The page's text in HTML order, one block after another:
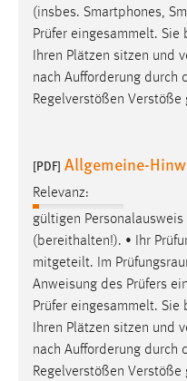
(insbes. Smartphones,
Prüfer eingesammelt.
Ihren Plätzen sitzen und
nach Aufforderung durch
Regelverstößen Verstöße
[PDF] Allgemeine-
Relevanz:
gültigen
(bereithalten!). • Ihr
mitgeteilt. Im
Anweisung des Prüfers
Prüfer eingesammelt.
Ihren Plätzen sitzen und
nach Aufforderung durch
Regelverstößen Verstöße